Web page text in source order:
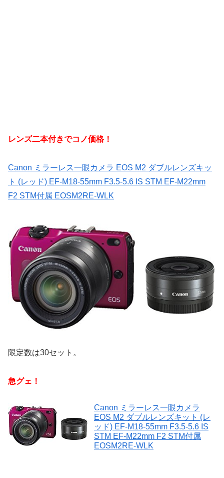
レンズ二本付きでコノ価格！
Canon ミラーレス一眼カメラ EOS M2 ダブルレンズキッ
ト (レッド) EF-M18-55mm F3.5-5.6 IS STM EF-M22mm
F2 STM付属 EOSM2RE-WLK
限定数は30セット。
急グェ！
Canon ミラーレス一眼カメラ
EOS M2 ダブルレンズキット (レ
ッド) EF-M18-55mm F3.5-5.6 IS
STM EF-M22mm F2 STM付属
EOSM2RE-WLK